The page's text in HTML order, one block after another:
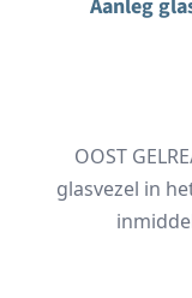
Aanleg
OOST
glasvezel in